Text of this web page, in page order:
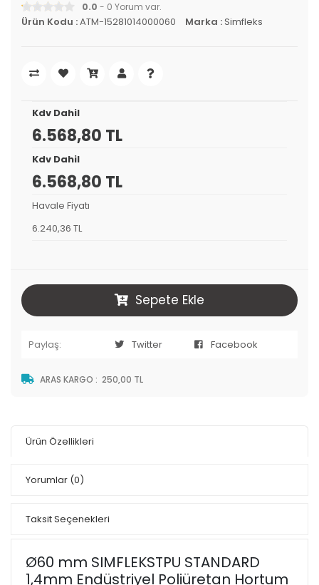
0.0 - 0 Yorum var.
Ürün Kodu :ATM-15281014000060 Marka :Simfleks
Kdv Dahil
6.568,80 TL
Kdv Dahil
6.568,80 TL
Havale Fiyatı
6.240,36 TL
Sepete Ekle
Paylaş: Twitter Facebook
ARAS KARGO : 250,00 TL
Ürün Özellikleri
Yorumlar (0)
Taksit Seçenekleri
Ø60 mm SIMFLEKSTPU STANDARD
1,4mm Endüstriyel Poliüretan Hortum